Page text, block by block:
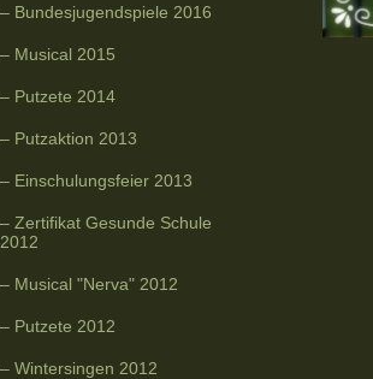
Bundesjugendspiele 2016
Musical 2015
Putzete 2014
Putzaktion 2013
Einschulungsfeier 2013
Zertifikat Gesunde Schule
2012
Musical "Nerva" 2012
Putzete 2012
Wintersingen 2012